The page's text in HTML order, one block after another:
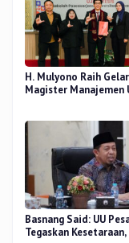
H. Mulyono Raih Gelar
Magister Manajemen
Basnang Said: UU
Tegaskan Kesetaraan,